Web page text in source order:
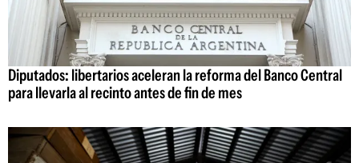
Diputados: libertarios aceleran la reforma del Banco Central
para llevarla al recinto antes de fin de mes